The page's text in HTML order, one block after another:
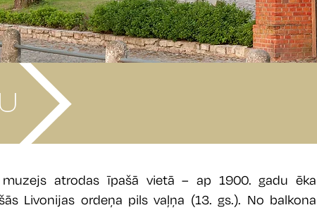
muzejs atrodas īpašā vietā – ap 1900. gadu ēka
Livonijas ordeņa pils vaļņa (13. gs.). No balkona